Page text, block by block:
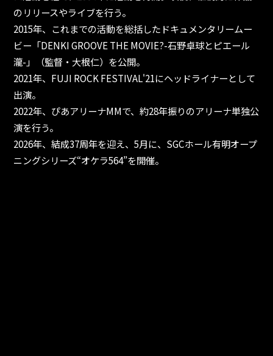
のリリースやライブを行う。
2015年、これまでの活動を総括したドキュメンタリームー
ビー「DENKI GROOVE THE MOVIE?-石野卓球とピエール
瀧-」（監督・大根仁）を公開。
2021年、FUJI ROCK FESTIVAL'21にヘッドライナーとして
出演。
2022年、ぴあアリーナMMで、約28年振りのアリーナ単独公
演を行う。
2026年、結成37周年を迎え、5月に、SGCホール有明オープ
ニングシリーズ“オケラ564”を開催。